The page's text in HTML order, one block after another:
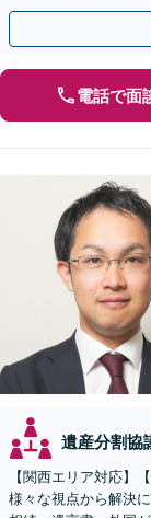
対応実績。【バリア
電話で面
遺産分割協
【関西エリア対応】
様々な視点から解決